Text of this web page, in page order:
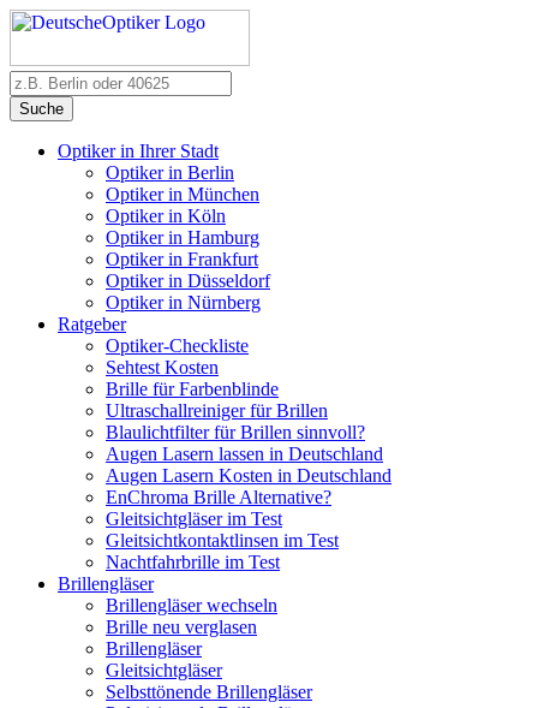
Suche
Optiker in Ihrer Stadt
Optiker in Berlin
Optiker in München
Optiker in Köln
Optiker in Hamburg
Optiker in Frankfurt
Optiker in Düsseldorf
Optiker in Nürnberg
Ratgeber
Optiker-Checkliste
Sehtest Kosten
Brille für Farbenblinde
Ultraschallreiniger für Brillen
Blaulichtfilter für Brillen sinnvoll?
Augen Lasern lassen in Deutschland
Augen Lasern Kosten in Deutschland
EnChroma Brille Alternative?
Gleitsichtgläser im Test
Gleitsichtkontaktlinsen im Test
Nachtfahrbrille im Test
Brillengläser
Brillengläser wechseln
Brille neu verglasen
Brillengläser
Gleitsichtgläser
Selbsttönende Brillengläser